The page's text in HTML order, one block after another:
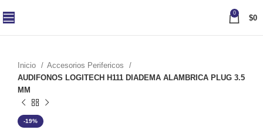
0
$0
Inicio
Accesorios Perifericos
AUDIFONOS LOGITECH H111 DIADEMA ALAMBRICA PLUG 3.5
MM
-19%